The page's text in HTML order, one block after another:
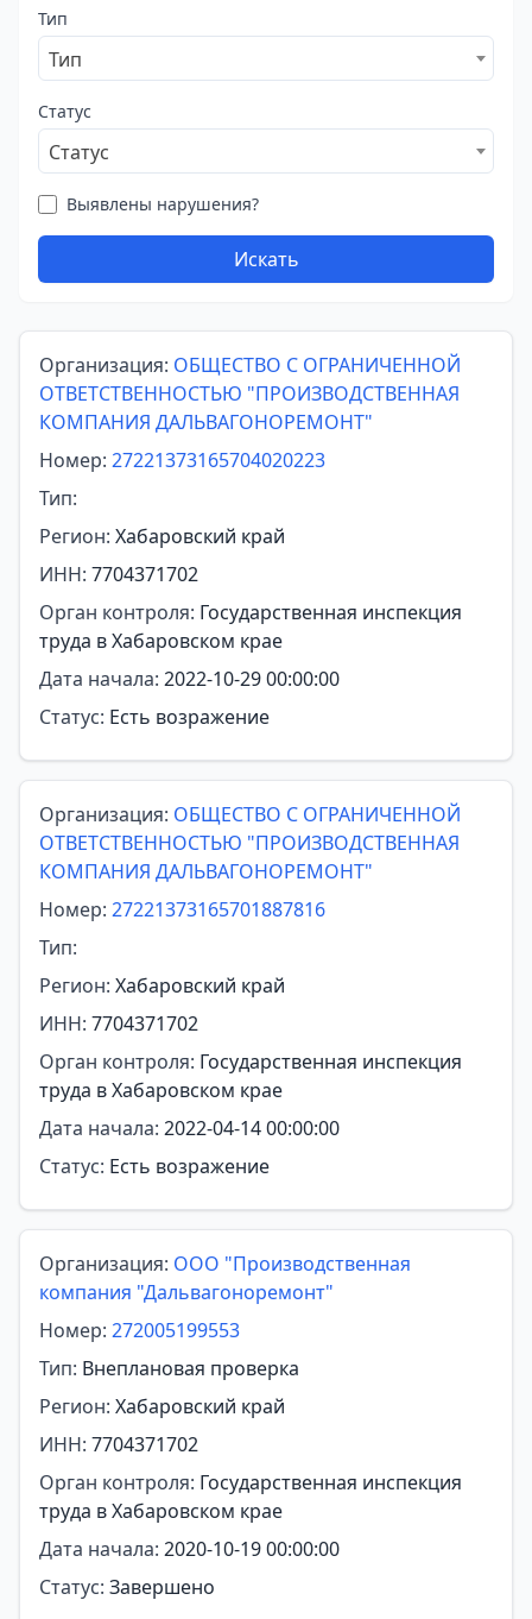
Тип
Тип
Статус
Статус
Выявлены нарушения?
Искать
Организация: ОБЩЕСТВО С ОГРАНИЧЕННОЙ
ОТВЕТСТВЕННОСТЬЮ "ПРОИЗВОДСТВЕННАЯ
КОМПАНИЯ ДАЛЬВАГОНОРЕМОНТ"
Номер: 27221373165704020223
Тип:
Регион: Хабаровский край
ИНН: 7704371702
Орган контроля: Государственная инспекция
труда в Хабаровском крае
Дата начала: 2022-10-29 00:00:00
Статус: Есть возражение
Организация: ОБЩЕСТВО С ОГРАНИЧЕННОЙ
ОТВЕТСТВЕННОСТЬЮ "ПРОИЗВОДСТВЕННАЯ
КОМПАНИЯ ДАЛЬВАГОНОРЕМОНТ"
Номер: 27221373165701887816
Тип:
Регион: Хабаровский край
ИНН: 7704371702
Орган контроля: Государственная инспекция
труда в Хабаровском крае
Дата начала: 2022-04-14 00:00:00
Статус: Есть возражение
Организация: ООО "Производственная
компания "Дальвагоноремонт"
Номер: 272005199553
Тип: Внеплановая проверка
Регион: Хабаровский край
ИНН: 7704371702
Орган контроля: Государственная инспекция
труда в Хабаровском крае
Дата начала: 2020-10-19 00:00:00
Статус: Завершено